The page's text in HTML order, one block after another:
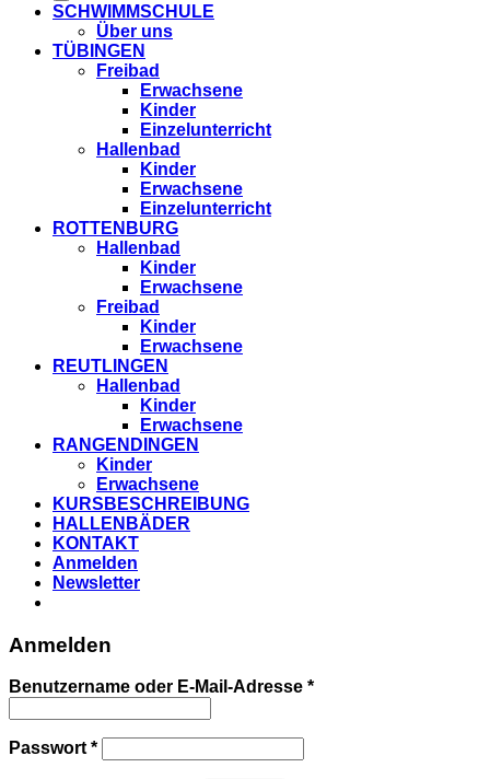
SCHWIMMSCHULE
Über uns
TÜBINGEN
Freibad
Erwachsene
Kinder
Einzelunterricht
Hallenbad
Kinder
Erwachsene
Einzelunterricht
ROTTENBURG
Hallenbad
Kinder
Erwachsene
Freibad
Kinder
Erwachsene
REUTLINGEN
Hallenbad
Kinder
Erwachsene
RANGENDINGEN
Kinder
Erwachsene
KURSBESCHREIBUNG
HALLENBÄDER
KONTAKT
Anmelden
Newsletter
Anmelden
Benutzername oder E-Mail-Adresse *
Passwort *